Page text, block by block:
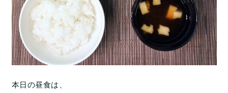
本日の昼食は、